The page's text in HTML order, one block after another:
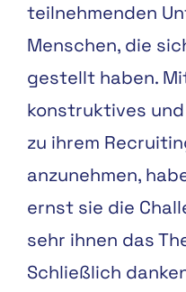
teilnehmenden
Menschen, die
gestellt haben.
konstruktives
zu ihrem
anzunehmen,
ernst sie die
sehr ihnen das
Schließlich